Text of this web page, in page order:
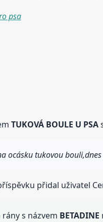
psa
TUKOVÁ BOULE U PSA
ocásku tukovou
přidal uživatel
s názvem BETADINE